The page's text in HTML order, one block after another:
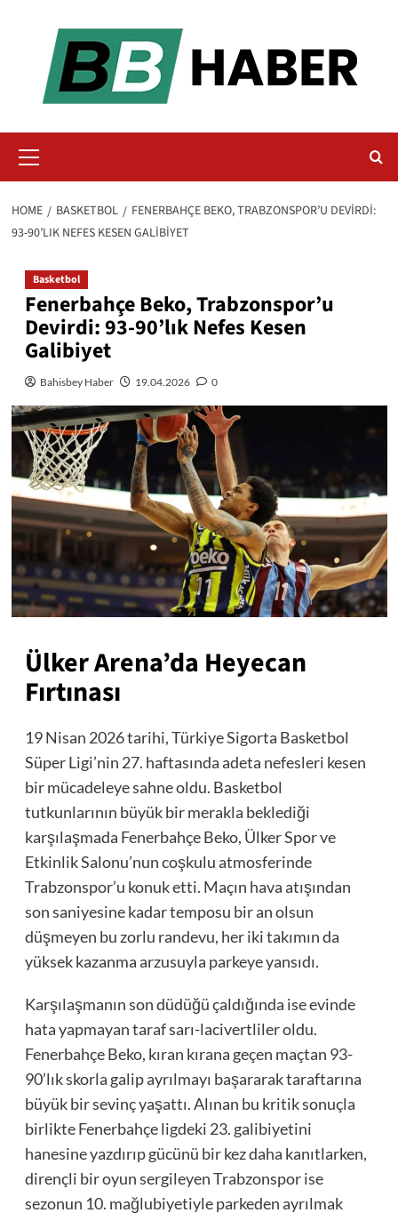
Menu
HOME BASKETBOL
FENERBAHÇE BEKO, TRABZONSPOR’U DEVIRDI:
93-90’LIK NEFES KESEN GALIBIYET
Basketbol
Fenerbahçe Beko, Trabzonspor’u
Devirdi: 93-90’lık Nefes Kesen
Galibiyet
Bahisbey Haber 19.04.2026 0
Ülker Arena’da Heyecan
Fırtınası
19 Nisan 2026 tarihi, Türkiye Sigorta Basketbol
Süper Ligi’nin 27. haftasında adeta nefesleri kesen
bir mücadeleye sahne oldu. Basketbol
tutkunlarının büyük bir merakla beklediği
karşılaşmada Fenerbahçe Beko, Ülker Spor ve
Etkinlik Salonu’nun coşkulu atmosferinde
Trabzonspor’u konuk etti. Maçın hava atışından
son saniyesine kadar temposu bir an olsun
düşmeyen bu zorlu randevu, her iki takımın da
yüksek kazanma arzusuyla parkeye yansıdı.
Karşılaşmanın son düdüğü çaldığında ise evinde
hata yapmayan taraf sarı-lacivertliler oldu.
Fenerbahçe Beko, kıran kırana geçen maçtan 93-
90’lık skorla galip ayrılmayı başararak taraftarına
büyük bir sevinç yaşattı. Alınan bu kritik sonuçla
birlikte Fenerbahçe ligdeki 23. galibiyetini
hanesine yazdırıp gücünü bir kez daha kanıtlarken,
dirençli bir oyun sergileyen Trabzonspor ise
sezonun 10. mağlubiyetiyle parkeden ayrılmak